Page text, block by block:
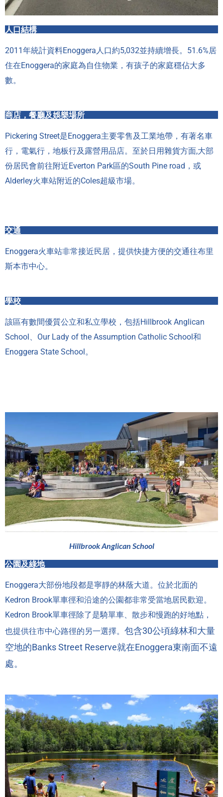
人口結構
2011年統計資料Enoggera人口約5,032並持續增長。51.6%居
住在Enoggera的家庭為自住物業，有孩子的家庭穩佔大多
數。
商店，餐廳及娛樂場所
Pickering Street是Enoggera主要零售及工業地帶，有著名車
行，電氣行，地板行及露營用品店。至於日用雜貨方面,大部
份居民會前往附近Everton Park區的South Pine road，或
Alderley火車站附近的Coles超級市場。
交通
Enoggera火車站非常接近民居，提供快捷方便的交通往布里
斯本市中心。
學校
該區有數間優質公立和私立學校，包括Hillbrook Anglican
School、Our Lady of the Assumption Catholic School和
Enoggera State School。
Hillbrook Anglican School
公園及綠地
Enoggera大部份地段都是寧靜的林蔭大道。位於北面的
Kedron Brook單車徑和沿途的公園都非常受當地居民歡迎。
Kedron Brook單車徑除了是騎單車、散步和慢跑的好地點，
也提供往市中心路徑的另一選擇。 包含30公頃綠林和大量
空地的Banks Street Reserve就在Enoggera東南面不遠
處。